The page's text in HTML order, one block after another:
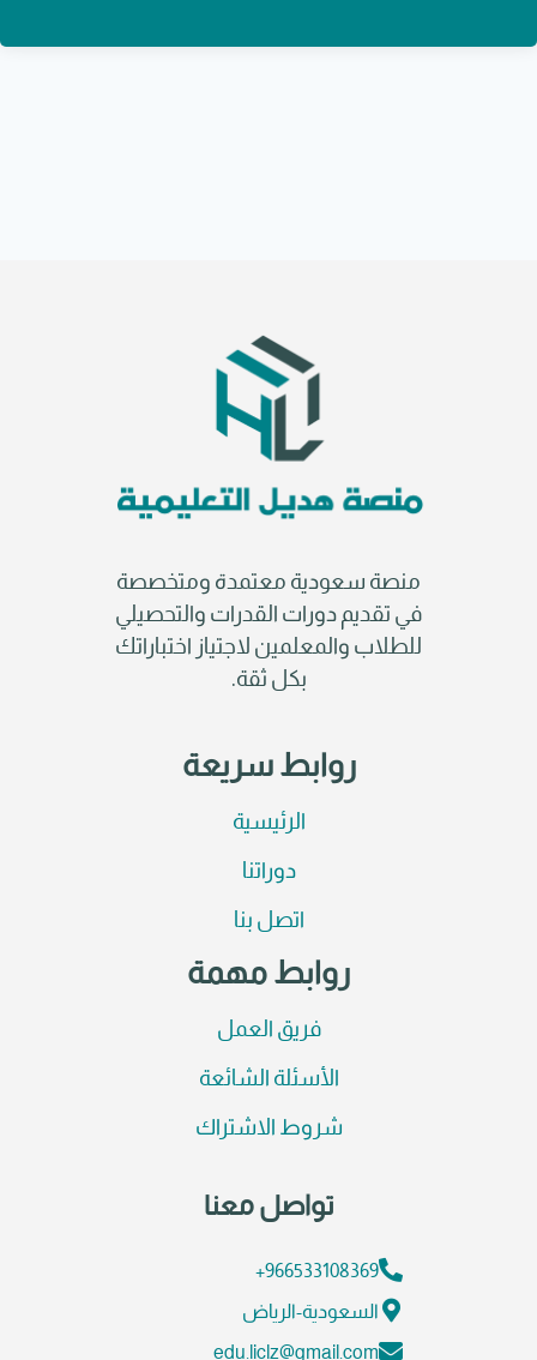
منصة سعودية معتمدة ومتخصصة
في تقديم دورات القدرات والتحصيلي
للطلاب والمعلمين لاجتياز اختباراتك
بكل ثقة.
روابط سريعة
الرئيسية
دوراتنا
اتصل بنا
روابط مهمة
فريق العمل
الأسئلة الشائعة
شروط الاشتراك
تواصل معنا
966533108369+
السعودية-الرياض
edu.liclz@gmail.com